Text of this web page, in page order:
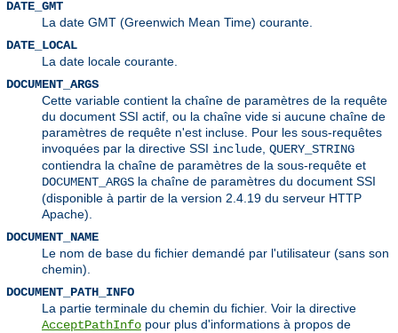
DATE_GMT
La date GMT (Greenwich Mean Time) courante.
DATE_LOCAL
La date locale courante.
DOCUMENT_ARGS
Cette variable contient la chaîne de paramètres de la requête
du document SSI actif, ou la chaîne vide si aucune chaîne de
paramètres de requête n'est incluse. Pour les sous-requêtes
invoquées par la directive SSI include QUERY_STRING
contiendra la chaîne de paramètres de la sous-requête et
DOCUMENT_ARGS la chaîne de paramètres du document SSI
(disponible à partir de la version 2.4.19 du serveur HTTP
Apache).
DOCUMENT_NAME
Le nom de base du fichier demandé par l'utilisateur (sans son
chemin).
DOCUMENT_PATH_INFO
La partie terminale du chemin du fichier. Voir la directive
AcceptPathInfo pour plus d'informations à propos de